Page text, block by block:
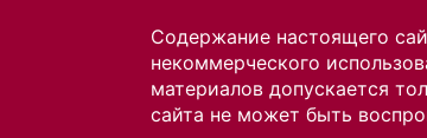
Содержание настоящего
некоммерческого
материалов допускается
сайта не может быть